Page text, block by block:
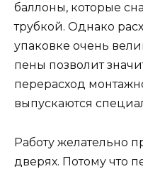
баллоны, которые
трубкой. Однако
упаковке очень
пены позволит
перерасход
выпускаются
Работу желательно
дверях. Потому что